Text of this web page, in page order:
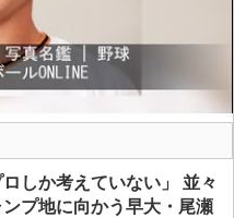
ロしか考えていない」 並々
プ地に向かう早大・尾瀬